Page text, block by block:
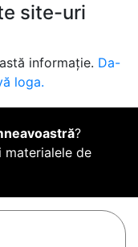
site-uri
informație. Da-
loga.
?
materialele de